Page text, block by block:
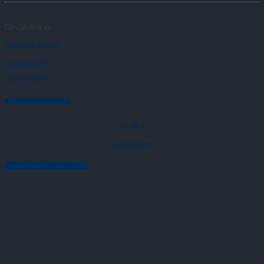
Nguyễn Đình Sáng
0934550399
0934550399
Tư vấn 1
02432039899